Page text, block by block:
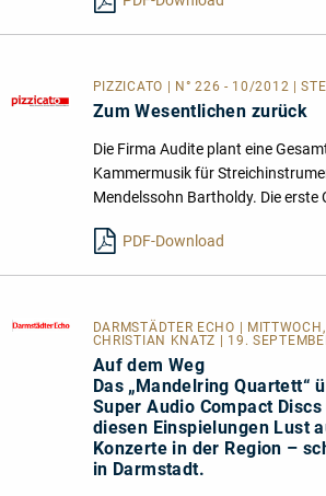
PIZZICATO | N° 226 - 10/2012 |
Zum Wesentlichen zurück
Die Firma Audite plant eine
Kammermusik für
Mendelssohn Bartholdy. Die erste
PDF-Download
DARMSTÄDTER ECHO |
CHRISTIAN KNATZ | 19.
Auf dem Weg
Das „Mandelring Quartett“
Super Audio Compact
diesen Einspielungen Lust
Konzerte in der Region –
in Darmstadt.